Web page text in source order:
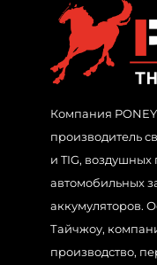
Компания
производитель
и TIG,
автомобильных
аккумуляторов.
Тайчжоу,
производство,